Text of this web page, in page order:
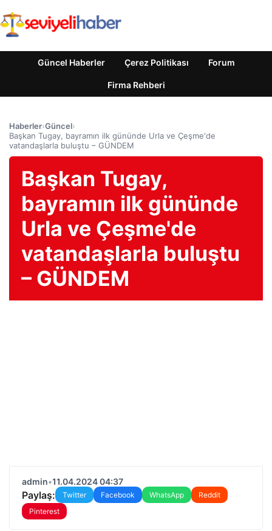
Güncel Haberler Çerez Politikası Forum
Firma Rehberi
Haberler›Güncel›
Başkan Tugay, bayramın ilk gününde Urla ve Çeşme'de
vatandaşlarla buluştu – GÜNDEM
Başkan Tugay,
bayramın ilk gününde
Urla ve Çeşme'de
vatandaşlarla buluştu
– GÜNDEM
admin•11.04.2024 04:37
Paylaş: Twitter Facebook WhatsApp
Reddit
Pinterest